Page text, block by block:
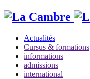
Actualités
Cursus & formations
informations
admissions
international